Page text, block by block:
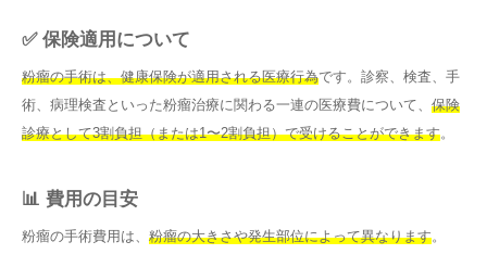
✅ 保険適用について
粉瘤の手術は、健康保険が適用される医療行為です。診察、検査、手
術、病理検査といった粉瘤治療に関わる一連の医療費について、 保険
診療として3割負担（または1〜2割負担）で受けることができます。
📊 費用の目安
粉瘤の手術費用は、 粉瘤の大きさや発生部位によって異なります。